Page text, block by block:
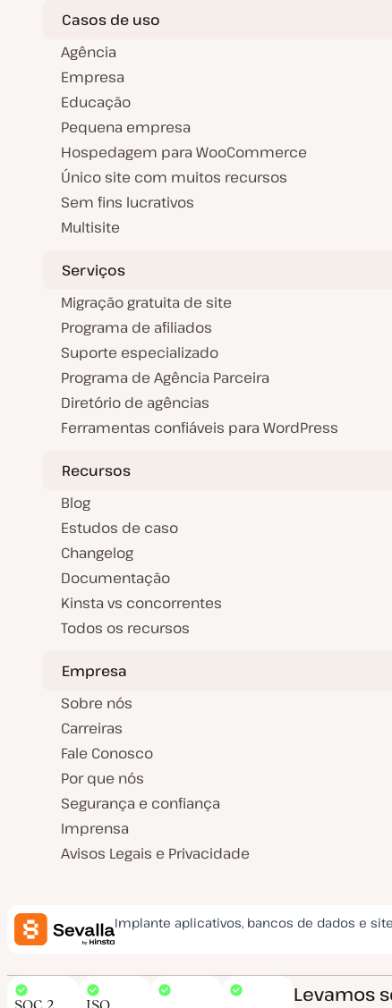
Casos de uso
Agência
Empresa
Educação
Pequena empresa
Hospedagem para WooCommerce
Único site com muitos recursos
Sem fins lucrativos
Multisite
Serviços
Migração gratuita de site
Programa de afiliados
Suporte especializado
Programa de Agência Parceira
Diretório de agências
Ferramentas confiáveis para WordPress
Recursos
Blog
Estudos de caso
Changelog
Documentação
Kinsta vs concorrentes
Todos os recursos
Empresa
Sobre nós
Carreiras
Fale Conosco
Por que nós
Segurança e confiança
Imprensa
Avisos Legais e Privacidade
Implante aplicativos, bancos de dados e
Levamos
SOC 2 ISO